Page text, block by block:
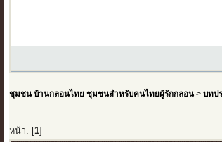
ชุมชน บ้านกลอนไทย ชุมชนสำหรับคนไทยผู้รักกลอน >บทป
หน้า: [1